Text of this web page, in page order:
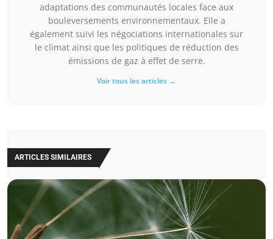
adaptations des communautés locales face aux
bouleversements environnementaux. Elle a
également suivi les négociations internationales sur
le climat ainsi que les politiques de réduction des
émissions de gaz à effet de serre.
Voir tous les articles →
ARTICLES SIMILAIRES